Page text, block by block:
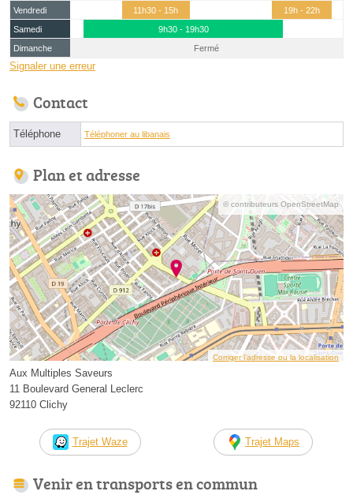
Vendredi
11h30 - 15h
19h - 22h
Samedi
9h30 - 19h30
Dimanche
Fermé
Signaler une erreur
Contact
Téléphone Téléphoner au libanais
Plan et adresse
© contributeurs OpenStreetMap
Corriger l’adresse ou la localisation
Aux Multiples Saveurs
11 Boulevard General Leclerc
92110 Clichy
Trajet Waze Trajet Maps
Venir en transports en commun